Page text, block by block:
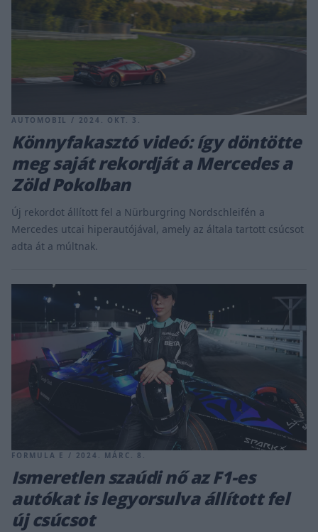
AUTOMOBIL / 2024. OKT. 3.
Könnyfakasztó videó: így döntötte
meg saját rekordját a Mercedes a
Zöld Pokolban
Új rekordot állított fel a Nürburgring Nordschleifén a
Mercedes utcai hiperautójával, amely az általa tartott csúcsot
adta át a múltnak.
FORMULA E / 2024. MÁRC. 8.
Ismeretlen szaúdi nő az F1-es
autókat is legyorsulva állított fel
új csúcsot